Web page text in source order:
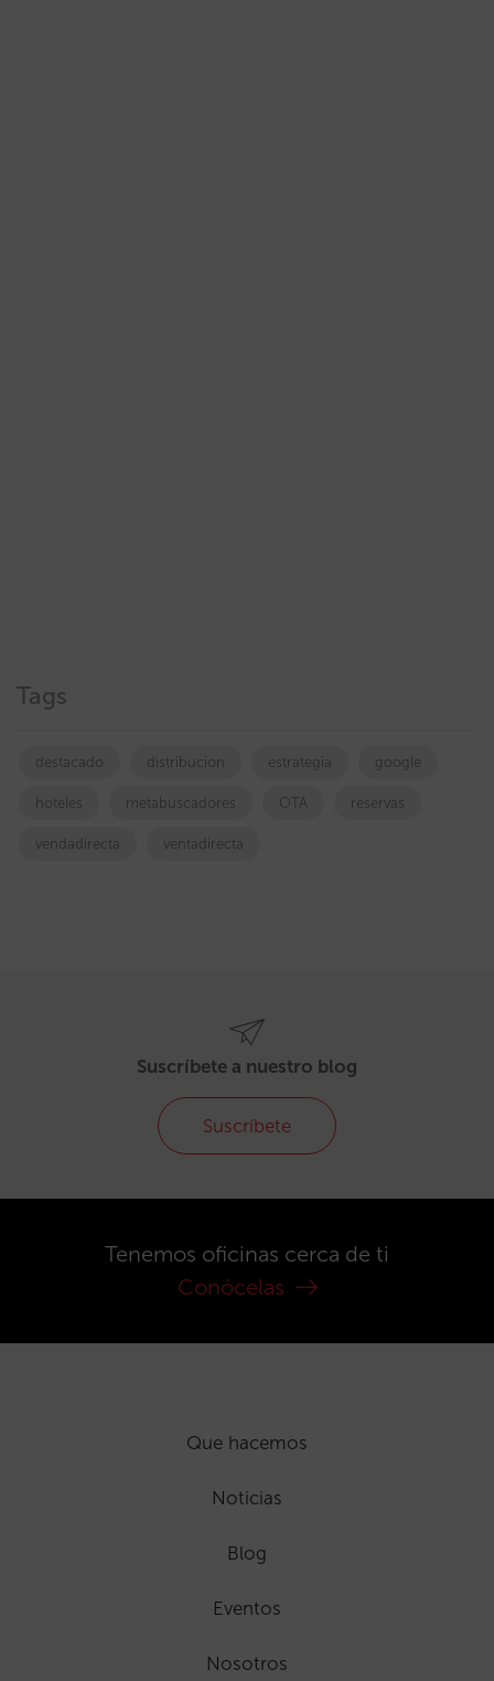
Tags
destacado distribucion estrategia google
hoteles metabuscadores OTA reservas
vendadirecta ventadirecta
Suscríbete a nuestro blog
Suscríbete
Tenemos oficinas cerca de ti
Conócelas
Que hacemos
Noticias
Blog
Eventos
Nosotros